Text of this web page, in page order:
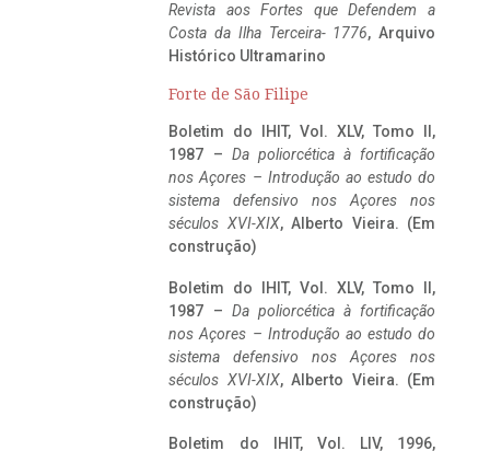
Revista aos Fortes que Defendem a
Costa da Ilha Terceira- 1776, Arquivo
Histórico Ultramarino
Forte de São Filipe
Boletim do IHIT, Vol. XLV, Tomo II,
1987 – Da poliorcética à fortificação
nos Açores – Introdução ao estudo do
sistema defensivo nos Açores nos
séculos XVI-XIX, Alberto Vieira. (Em
construção)
Boletim do IHIT, Vol. XLV, Tomo II,
1987 – Da poliorcética à fortificação
nos Açores – Introdução ao estudo do
sistema defensivo nos Açores nos
séculos XVI-XIX, Alberto Vieira. (Em
construção)
Boletim do IHIT, Vol. LIV, 1996,